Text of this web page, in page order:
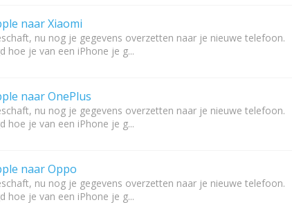
naar Xiaomi
nu nog je gegevens overzetten naar je nieuwe telefoon.
hoe je van een iPhone je g...
naar OnePlus
nu nog je gegevens overzetten naar je nieuwe telefoon.
hoe je van een iPhone je g...
naar Oppo
nu nog je gegevens overzetten naar je nieuwe telefoon.
hoe je van een iPhone je g...